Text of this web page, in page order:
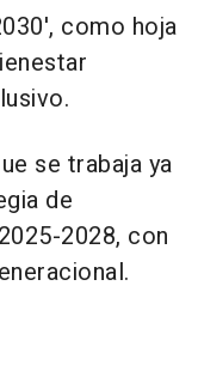
como hoja
se trabaja ya
de
2028, con